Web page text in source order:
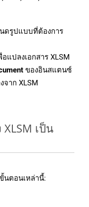
ดรูปแบบที่ต้องการ
แปลงเอกสาร XLSM
ของอินสแตนซ์
าก XLSM
เป็น
นตอนเหล่านี้: